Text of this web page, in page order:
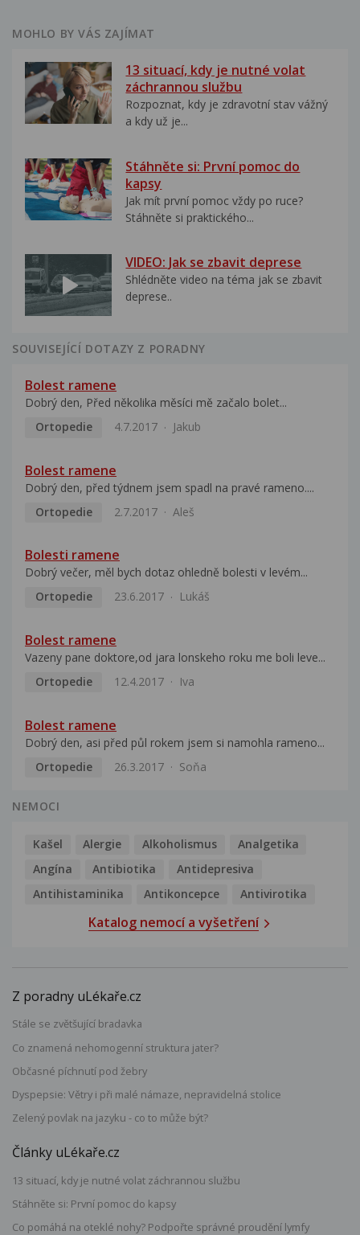
MOHLO BY VÁS ZAJÍMAT
13 situací, kdy je nutné volat
záchrannou službu
Rozpoznat, kdy je zdravotní stav vážný
a kdy už je...
Stáhněte si: První pomoc do
kapsy
Jak mít první pomoc vždy po ruce?
Stáhněte si praktického...
VIDEO: Jak se zbavit deprese
Shlédněte video na téma jak se zbavit
deprese..
SOUVISEJÍCÍ DOTAZY Z PORADNY
Bolest ramene
Dobrý den, Před několika měsíci mě začalo bolet...
Ortopedie
4.7.2017 Jakub
Bolest ramene
Dobrý den, před týdnem jsem spadl na pravé rameno....
Ortopedie
2.7.2017 Aleš
Bolesti ramene
Dobrý večer, měl bych dotaz ohledně bolesti v levém...
Ortopedie
23.6.2017 Lukáš
Bolest ramene
Vazeny pane doktore,od jara lonskeho roku me boli leve...
Ortopedie
12.4.2017 Iva
Bolest ramene
Dobrý den, asi před půl rokem jsem si namohla rameno...
Ortopedie
26.3.2017 Soňa
NEMOCI
Kašel Alergie Alkoholismus
Analgetika
Angína
Antibiotika
Antidepresiva
Antihistaminika
Antikoncepce Antivirotika
Katalog nemocí a vyšetření
Z poradny uLékaře.cz
Stále se zvětšující bradavka
Co znamená nehomogenní struktura jater?
Občasné píchnutí pod žebry
Dyspepsie: Větry i při malé námaze, nepravidelná stolice
Zelený povlak na jazyku - co to může být?
Články uLékaře.cz
13 situací, kdy je nutné volat záchrannou službu
Stáhněte si: První pomoc do kapsy
Co pomáhá na oteklé nohy? Podpořte správné proudění lymfy